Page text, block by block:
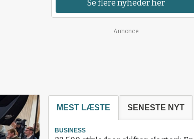
Se flere nyheder her
Annonce
MEST LÆSTE SENESTE NYT
BUSINESS